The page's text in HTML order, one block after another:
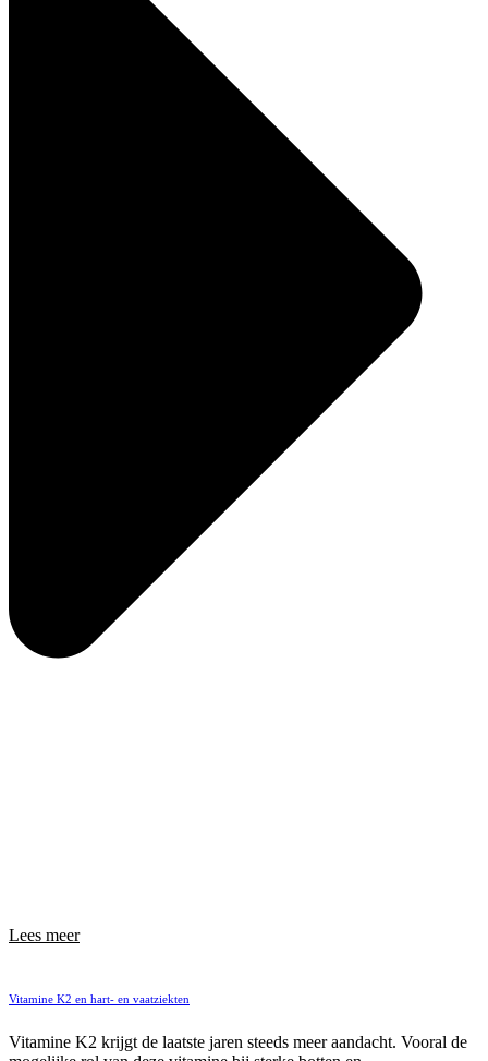
Lees meer
Vitamine K2 en hart- en vaatziekten
Vitamine K2 krijgt de laatste jaren steeds meer aandacht. Vooral de